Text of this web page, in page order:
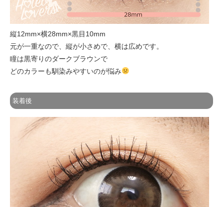
縦12mm×横28mm×黒目10mm
元が一重なので、縦が小さめで、横は広めです。
瞳は黒寄りのダークブラウンで
どのカラーも馴染みやすいのが悩み
装着後